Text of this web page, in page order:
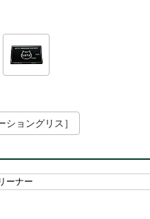
ョングリス］
ーナー